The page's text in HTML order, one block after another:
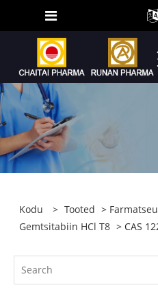
Kodu > Tooted >
Gemtsitabiin HCl T8 > CAS